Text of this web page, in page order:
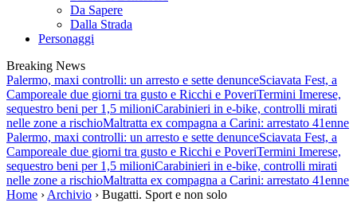
Da Sapere
Dalla Strada
Personaggi
Breaking News
Palermo, maxi controlli: un arresto e sette denunceSciavata Fest, a
Camporeale due giorni tra gusto e Ricchi e PoveriTermini Imerese,
sequestro beni per 1,5 milioniCarabinieri in e-bike, controlli mirati
nelle zone a rischioMaltratta ex compagna a Carini: arrestato 41enne
Palermo, maxi controlli: un arresto e sette denunceSciavata Fest, a
Camporeale due giorni tra gusto e Ricchi e PoveriTermini Imerese,
sequestro beni per 1,5 milioniCarabinieri in e-bike, controlli mirati
nelle zone a rischioMaltratta ex compagna a Carini: arrestato 41enne
Home › Archivio › Bugatti. Sport e non solo